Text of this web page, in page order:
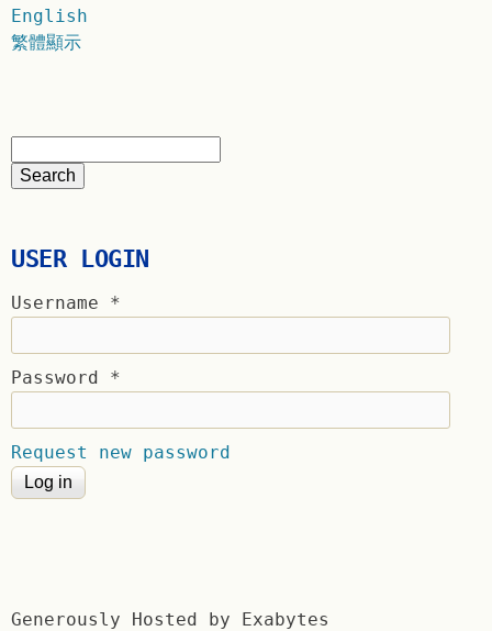
English
繁體顯示
USER LOGIN
Username *
Password *
Request new password
Generously Hosted by Exabytes